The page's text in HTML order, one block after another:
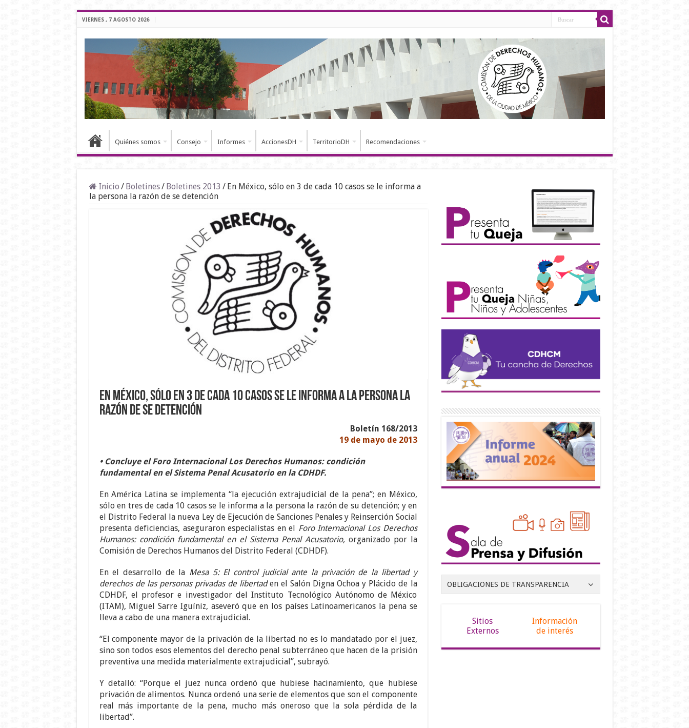
VIERNES , 7 AGOSTO 2026
Quiénes somos Consejo Informes AccionesDH TerritorioDH Recomendaciones
Inicio / Boletines/ Boletines 2013 / En México, sólo en 3 de cada 10 casos se le informa a
la persona la razón de se detención
En México, sólo en 3 de cada 10 casos se le informa a la persona la
razón de se detención
Boletín 168/2013
19 de mayo de 2013
• Concluye el Foro Internacional Los Derechos Humanos: condición
fundamental en el Sistema Penal Acusatorio en la CDHDF.
En América Latina se implementa “la ejecución extrajudicial de la pena”; en México,
sólo en tres de cada 10 casos se le informa a la persona la razón de su detención; y en
el Distrito Federal la nueva Ley de Ejecución de Sanciones Penales y Reinserción Social
presenta deficiencias, aseguraron especialistas en el Foro Internacional Los Derechos
Humanos: condición fundamental en el Sistema Penal Acusatorio, organizado por la
Comisión de Derechos Humanos del Distrito Federal (CDHDF).
En el desarrollo de la Mesa 5: El control judicial ante la privación de la libertad y
derechos de las personas privadas de libertaden el Salón Digna Ochoa y Plácido de la
CDHDF, el profesor e investigador del Instituto Tecnológico Autónomo de México
(ITAM), Miguel Sarre Iguíniz, aseveró que en los países Latinoamericanos la pena se
lleva a cabo de una manera extrajudicial.
“El componente mayor de la privación de la libertad no es lo mandatado por el juez,
sino son todos esos elementos del derecho penal subterráneo que hacen de la prisión
preventiva una medida materialmente extrajudicial”, subrayó.
Y detalló: “Porque el juez nunca ordenó que hubiese hacinamiento, que hubiese
privación de alimentos. Nunca ordenó una serie de elementos que son el componente
real más importante de la pena, mucho más oneroso que la sola pérdida de la
libertad”.
OBLIGACIONES DE TRANSPARENCIA
Sitios
Externos
Información
de interés